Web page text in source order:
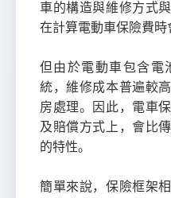
車的構造與維修方式
在計算電動車保險費時
但由於電動車包含電
統，維修成本普遍較
房處理。因此，電車
及賠償方式上，會比
的特性。
簡單來說，保險框架